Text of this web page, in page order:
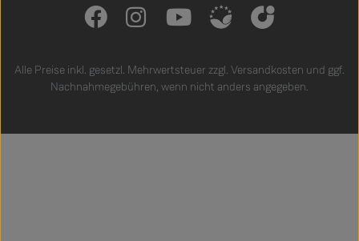
Alle Preise inkl. gesetzl. Mehrwertsteuer zzgl. Versandkosten und ggf.
Nachnahmegebühren, wenn nicht anders angegeben.